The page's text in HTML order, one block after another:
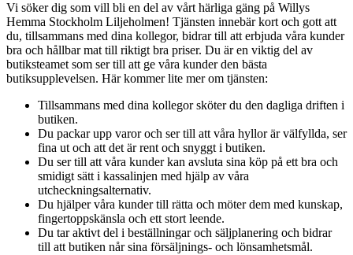
Vi söker dig som vill bli en del av vårt härliga gäng på Willys
Hemma Stockholm Liljeholmen! Tjänsten innebär kort och gott att
du, tillsammans med dina kollegor, bidrar till att erbjuda våra kunder
bra och hållbar mat till riktigt bra priser. Du är en viktig del av
butiksteamet som ser till att ge våra kunder den bästa
butiksupplevelsen. Här kommer lite mer om tjänsten:
Tillsammans med dina kollegor sköter du den dagliga driften i
butiken.
Du packar upp varor och ser till att våra hyllor är välfyllda, ser
fina ut och att det är rent och snyggt i butiken.
Du ser till att våra kunder kan avsluta sina köp på ett bra och
smidigt sätt i kassalinjen med hjälp av våra
utcheckningsalternativ.
Du hjälper våra kunder till rätta och möter dem med kunskap,
fingertoppskänsla och ett stort leende.
Du tar aktivt del i beställningar och säljplanering och bidrar
till att butiken når sina försäljnings- och lönsamhetsmål.